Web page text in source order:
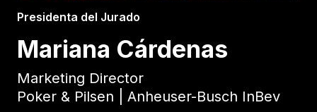
Presidenta del Jurado
Mariana Cárdenas
Marketing Director
Poker & Pilsen | Anheuser-Busch InBev